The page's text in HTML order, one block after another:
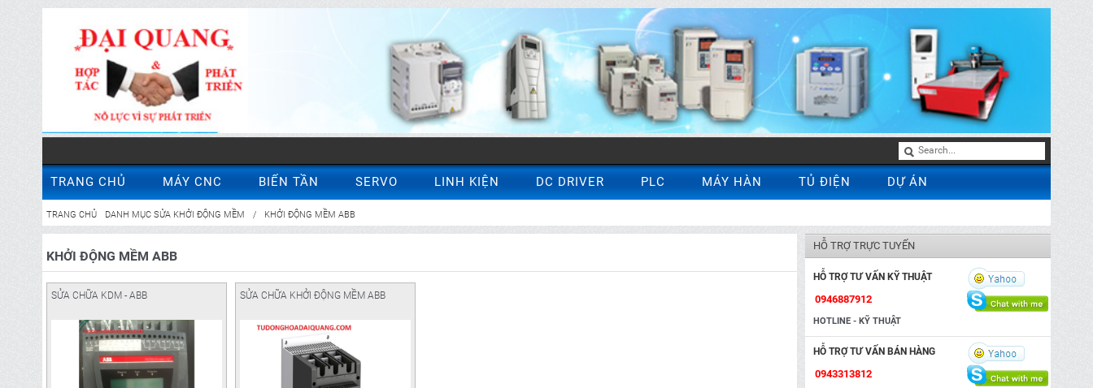
TRANG CHỦ MÁY CNC BIẾN TẦN SERVO LINH KIỆN DC DRIVER PLC MÁY HÀN TỦ ĐIỆN DỰ ÁN
TRANG CHỦ DANH MỤC SỬA KHỞI ĐỘNG MỀM / KHỞI ĐỘNG MỀM ABB
KHỞI ĐỘNG MỀM ABB
SỬA CHỮA KDM - ABB SỬA CHỮA KHỞI ĐỘNG MỀM ABB
HỖ TRỢ TRỰC TUYẾN
HỖ TRỢ TƯ VẤN KỸ THUẬT
0946887912
HOTLINE - KỸ THUẬT
HỖ TRỢ TƯ VẤN BÁN HÀNG
0943313812